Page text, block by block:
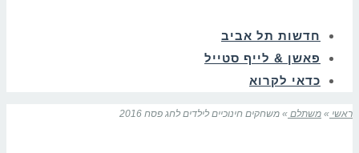
חדשות תל אביב
פאשן & לייף סטייל
כדאי לקרוא
ראשי » משתלם » משחקים חינוכיים לילדים לחג פסח 2016